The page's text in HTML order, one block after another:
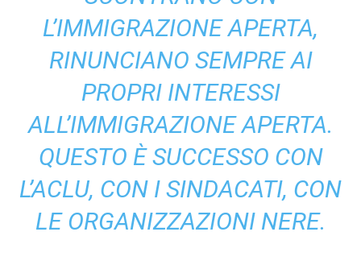
L’IMMIGRAZIONE APERTA,
RINUNCIANO SEMPRE AI
PROPRI INTERESSI
ALL’IMMIGRAZIONE APERTA.
QUESTO È SUCCESSO CON
L’ACLU, CON I SINDACATI, CON
LE ORGANIZZAZIONI NERE.